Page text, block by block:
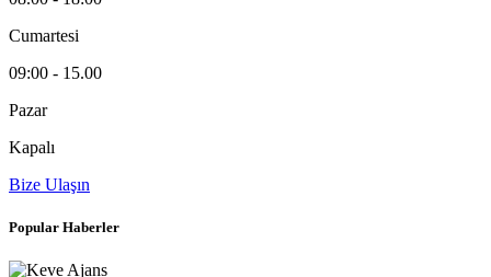
Cumartesi
09:00 - 15.00
Pazar
Kapalı
Bize Ulaşın
Popular Haberler